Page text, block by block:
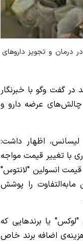
درمان و تجویز داروهای
در گفت وگو با خبرنگار
چالش‌های عرضه دارو و
لیسانس، اظهار داشت:
با تغییر قیمت مواجه
انسولین "لانتوس"
مابه‌التفاوت را پوشش
یا برندهایی که
اضافه برند خاص